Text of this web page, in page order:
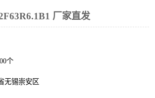
厂家直发
个
无锡崇安区